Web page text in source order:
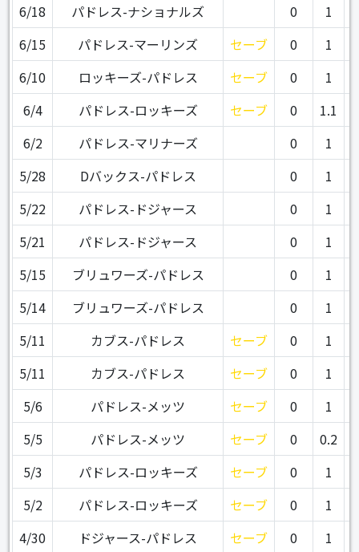
6/18
パドレス-ナショナルズ 0 1
6/15
パドレス-マーリンズ セーブ 0 1
6/10
ロッキーズ-パドレス セーブ 0 1
6/4
パドレス-ロッキーズ セーブ 0 1.1
6/2
パドレス-マリナーズ 0 1
5/28
Dバックス-パドレス 0 1
5/22
パドレス-ドジャース 0 1
5/21
パドレス-ドジャース 0 1
5/15
ブリュワーズ-パドレス 0 1
5/14
ブリュワーズ-パドレス 0 1
5/11
カブス-パドレス セーブ 0 1
5/11
カブス-パドレス セーブ 0 1
5/6
パドレス-メッツ セーブ 0 1
5/5
パドレス-メッツ セーブ 0 0.2
5/3
パドレス-ロッキーズ セーブ 0 1
5/2
パドレス-ロッキーズ セーブ 0 1
4/30
ドジャース-パドレス セーブ 0 1